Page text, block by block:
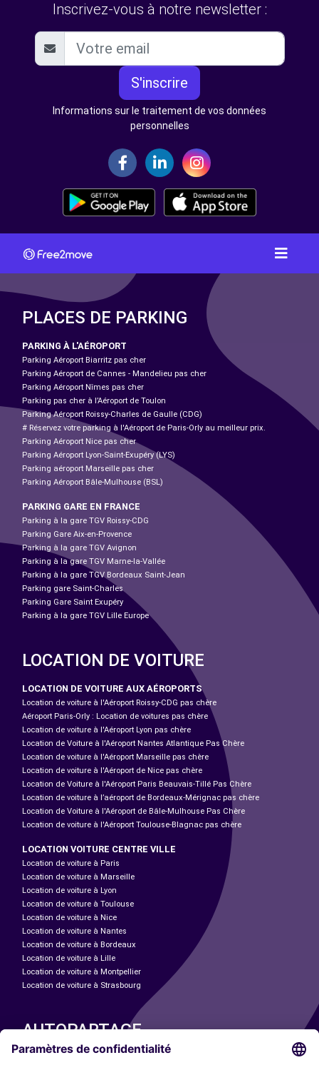
Inscrivez-vous à notre newsletter :
S'inscrire
Informations sur le traitement de vos données
personnelles
PLACES DE PARKING
PARKING À L'AÉROPORT
Parking Aéroport Biarritz pas cher
Parking Aéroport de Cannes - Mandelieu pas cher
Parking Aéroport Nîmes pas cher
Parking pas cher à l’Aéroport de Toulon
Parking Aéroport Roissy-Charles de Gaulle (CDG)
# Réservez votre parking à l'Aéroport de Paris-Orly au meilleur prix.
Parking Aéroport Nice pas cher
Parking Aéroport Lyon-Saint-Exupéry (LYS)
Parking aéroport Marseille pas cher
Parking Aéroport Bâle-Mulhouse (BSL)
PARKING GARE EN FRANCE
Parking à la gare TGV Roissy-CDG
Parking Gare Aix-en-Provence
Parking à la gare TGV Avignon
Parking à la gare TGV Marne-la-Vallée
Parking à la gare TGV Bordeaux Saint-Jean
Parking gare Saint-Charles
Parking Gare Saint Exupéry
Parking à la gare TGV Lille Europe
LOCATION DE VOITURE
LOCATION DE VOITURE AUX AÉROPORTS
Location de voiture à l'Aéroport Roissy-CDG pas chère
Aéroport Paris-Orly : Location de voitures pas chère
Location de voiture à l'Aéroport Lyon pas chère
Location de Voiture à l'Aéroport Nantes Atlantique Pas Chère
Location de voiture à l'Aéroport Marseille pas chère
Location de voiture à l'Aéroport de Nice pas chère
Location de Voiture à l'Aéroport Paris Beauvais-Tillé Pas Chère
Location de voiture à l’aéroport de Bordeaux-Mérignac pas chère
Location de Voiture à l'Aéroport de Bâle-Mulhouse Pas Chère
Location de voiture à l'Aéroport Toulouse-Blagnac pas chère
LOCATION VOITURE CENTRE VILLE
Location de voiture à Paris
Location de voiture à Marseille
Location de voiture à Lyon
Location de voiture à Toulouse
Location de voiture à Nice
Location de voiture à Nantes
Location de voiture à Bordeaux
Location de voiture à Lille
Location de voiture à Montpellier
Location de voiture à Strasbourg
AUTOPARTAGE